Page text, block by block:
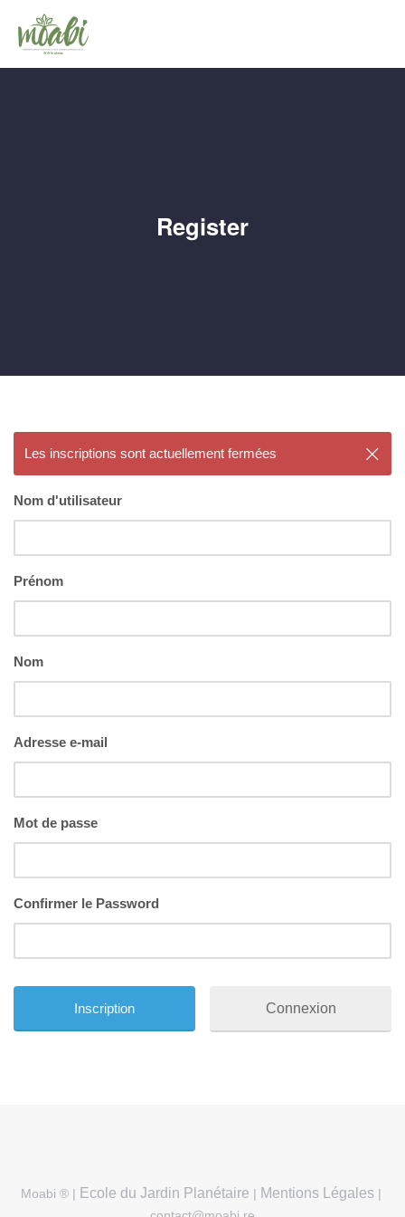
Register
Les inscriptions sont actuellement fermées
Nom d'utilisateur
Prénom
Nom
Adresse e-mail
Mot de passe
Confirmer le Password
Connexion
Moabi ® | Ecole du Jardin Planétaire | Mentions Légales|